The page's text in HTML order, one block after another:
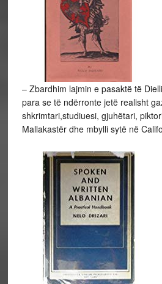
– Zbardhim lajmin e pasaktë të
para se të ndërronte jetë realisht
shkrimtari,studiuesi, gjuhëtari,
Mallakastër dhe mbylli sytë në